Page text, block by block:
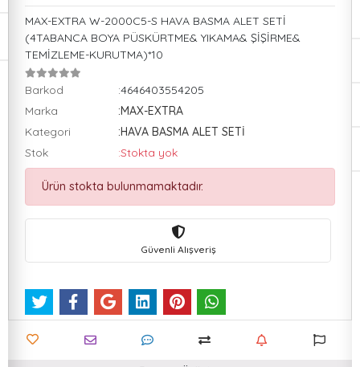
MAX-EXTRA W-2000C5-S HAVA BASMA ALET SETİ
(4TABANCA BOYA PÜSKÜRTME& YIKAMA& ŞİŞİRME&
TEMİZLEME-KURUTMA)*10
Barkod
:4646403554205
Marka
:MAX-EXTRA
Kategori
:HAVA BASMA ALET SETİ
Stok
:Stokta yok
Ürün stokta bulunmamaktadır.
Güvenli Alışveriş